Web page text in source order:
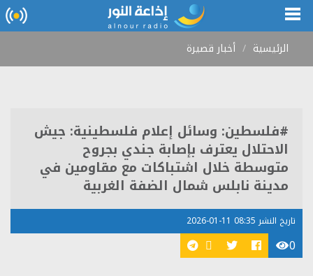
الرئيسية أخبار قصيرة
#فلسطين: وسائل إعلام فلسطينية: جيش
الاحتلال يعترف بإصابة جندي بجروح
متوسطة خلال اشتباكات مع مقاومين في
مدينة نابلس شمال الضفة الغربية
تاريخ النشر 08:35 11-01-2026
0